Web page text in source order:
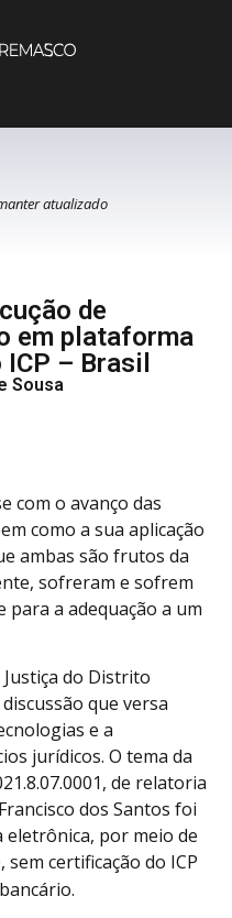
atualizado
de
em plataforma
– Brasil
Sousa
com o avanço das
como a sua aplicação
ambas são frutos da
sofreram e sofrem
para a adequação a um
do Distrito
que versa
e a
jurídicos. O tema da
de relatoria
dos Santos foi
eletrônica, por meio de
sem certificação do ICP